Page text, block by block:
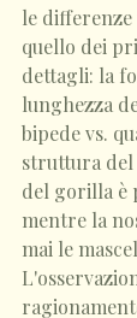
le
quello dei
dettagli: la
lunghezza
bipede vs.
struttura del
del gorilla è
mentre la
mai le